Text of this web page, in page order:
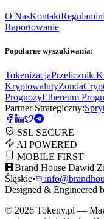
O NasKontaktRegulamin
Raportowanie
Popularne wyszukiwania:
TokenizacjaPrzelicznik
Kryptowaluty
PrognozyEthereum
Partner Strategiczny:
SSL SECURE
AI POWERED
MOBILE FIRST
🏢 Brand House Dawid
Śląskie•
Designed & Engineered
© 2026 Tokeny.pl —